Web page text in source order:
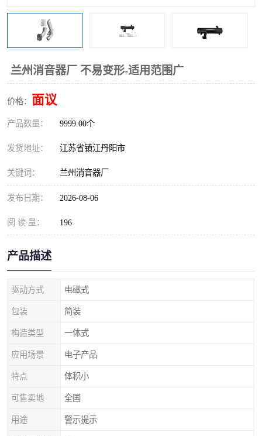
兰州消音器厂 不易变形-适用范围广
价格： 面议
产品数量： 9999.00个
发货地址： 江苏省镇江丹阳市
关键词： 兰州消音器厂
发布日期： 2026-08-06
阅 读 量： 196
产品描述
驱动方式 电磁式
包装 简装
构造类型 一体式
应用场景 电子产品
特点 体积小
可售卖地 全国
用途 警示提示